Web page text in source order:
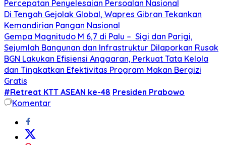
Percepatan Penyelesaian Persoalan Nasional
Di Tengah Gejolak Global, Wapres Gibran Tekankan
Kemandirian Pangan Nasional
Gempa Magnitudo M 6,7 di Palu – Sigi dan Parigi,
Sejumlah Bangunan dan Infrastruktur Dilaporkan Rusak
BGN Lakukan Efisiensi Anggaran, Perkuat Tata Kelola
dan Tingkatkan Efektivitas Program Makan Bergizi
Gratis
#Retreat KTT ASEAN ke-48 Presiden Prabowo
Komentar